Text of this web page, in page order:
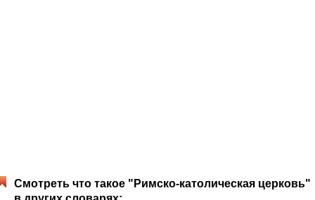
Смотреть что такое "Римско-католическая церковь"